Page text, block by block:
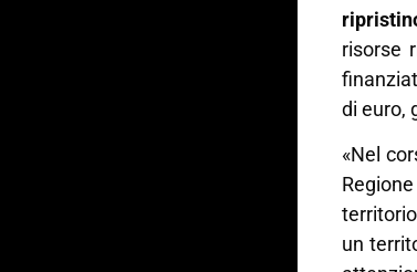
risorse
di euro,
«Nel
un